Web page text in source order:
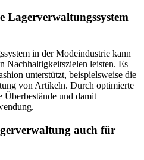
Lagerverwaltungssystem
in der Modeindustrie kann
Nachhaltigkeitszielen leisten. Es
unterstützt, beispielsweise die
von Artikeln. Durch optimierte
Überbestände und damit
auch für